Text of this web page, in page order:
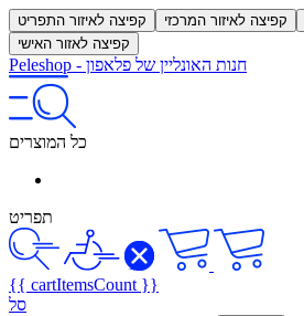
קפיצה לאיזור התפריט קפיצה לאיזור המרכזי
קפיצה לאזור האישי
Peleshop - חנות האונליין של פלאפון
כל המוצרים
תפריט
{{ cartItemsCount }}
סל